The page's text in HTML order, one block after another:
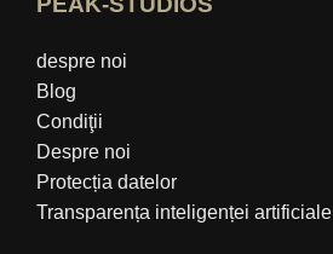
despre noi
Blog
Condiţii
Despre noi
Protecția datelor
Transparența inteligenței artificiale